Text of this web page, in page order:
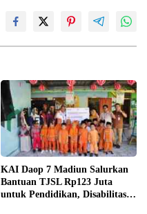
KAI Daop 7 Madiun Salurkan
Bantuan TJSL Rp123 Juta
untuk Pendidikan, Disabilitas,